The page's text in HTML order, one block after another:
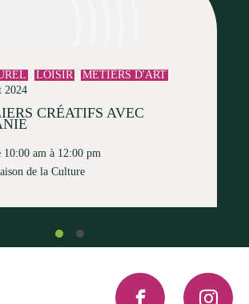
LOISIR
MÉTIERS D'ART
2024
CRÉATIFS AVEC
10:00 am à 12:00 pm
de la Culture
Facebook